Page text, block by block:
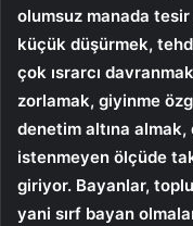
olumsuz manada
küçük düşürmek,
çok ısrarcı
zorlamak, giyinme
denetim altına
istenmeyen ölçüde
giriyor. Bayanlar,
yani sırf bayan